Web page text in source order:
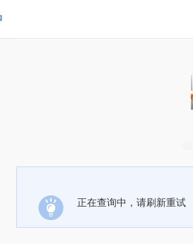
正在查询中，请刷新重试